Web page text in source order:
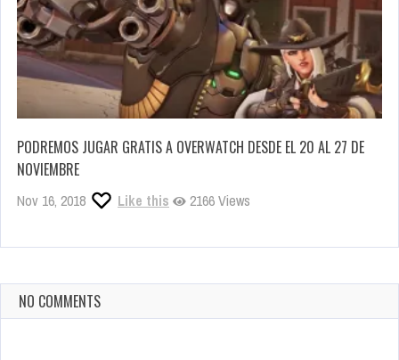
PODREMOS JUGAR GRATIS A OVERWATCH DESDE EL 20 AL 27 DE
NOVIEMBRE
Nov 16, 2018 Like this 2166 Views
NO COMMENTS